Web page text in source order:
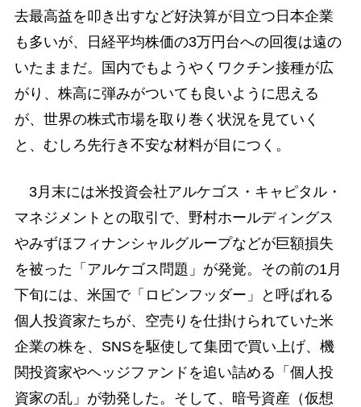
去最高益を叩き出すなど好決算が目立つ日本企業
も多いが、日経平均株価の3万円台への回復は遠の
いたままだ。国内でもようやくワクチン接種が広
がり、株高に弾みがついても良いように思える
が、世界の株式市場を取り巻く状況を見ていく
と、むしろ先行き不安な材料が目につく。
3月末には米投資会社アルケゴス・キャピタル・
マネジメントとの取引で、野村ホールディングス
やみずほフィナンシャルグループなどが巨額損失
を被った「アルケゴス問題」が発覚。その前の1月
下旬には、米国で「ロビンフッダー」と呼ばれる
個人投資家たちが、空売りを仕掛けられていた米
企業の株を、SNSを駆使して集団で買い上げ、機
関投資家やヘッジファンドを追い詰める「個人投
資家の乱」が勃発した。そして、暗号資産（仮想